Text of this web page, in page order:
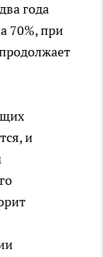
года
70%, при
и